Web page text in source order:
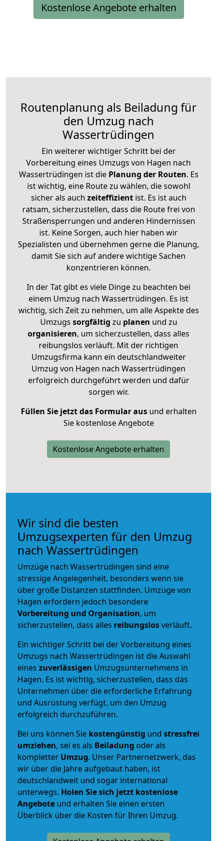
Kostenlose Angebote erhalten
Routenplanung als Beiladung für
den Umzug nach
Wassertrüdingen
Ein weiterer wichtiger Schritt bei der
Vorbereitung eines Umzugs von Hagen nach
Wassertrüdingen ist diePlanung der Routen. Es
ist wichtig, eine Route zu wählen, die sowohl
sicher als auch zeiteffizientist. Es ist auch
ratsam, sicherzustellen, dass die Route frei von
Straßensperrungen und anderen Hindernissen
ist. Keine Sorgen, auch hier haben wir
Spezialisten und übernehmen gerne die Planung,
damit Sie sich auf andere wichtige Sachen
konzentrieren können.
In der Tat gibt es viele Dinge zu beachten bei
einem Umzug nach Wassertrüdingen. Es ist
wichtig, sich Zeit zu nehmen, um alle Aspekte des
Umzugs sorgfältig zu planen und zu
organisieren, um sicherzustellen, dass alles
reibungslos verläuft. Mit der richtigen
Umzugsfirma kann ein deutschlandweiter
Umzug von Hagen nach Wassertrüdingen
erfolgreich durchgeführt werden und dafür
sorgen wir.
Füllen Sie jetzt das Formular ausund erhalten
Sie kostenlose Angebote
Kostenlose Angebote erhalten
Wir sind die besten
Umzugsexperten für den Umzug
nach Wassertrüdingen
Umzüge nach Wassertrüdingen sind eine
stressige Angelegenheit, besonders wenn sie
über große Distanzen stattfinden. Umzüge von
Hagen erfordern jedoch besondere
Vorbereitung und Organisation, um
sicherzustellen, dass alles reibungslosverläuft.
Ein wichtiger Schritt bei der Vorbereitung eines
Umzugs nach Wassertrüdingen ist die Auswahl
eines zuverlässigen Umzugsunternehmens in
Hagen. Es ist wichtig, sicherzustellen, dass das
Unternehmen über die erforderliche Erfahrung
und Ausrüstung verfügt, um den Umzug
erfolgreich durchzuführen.
Bei uns können Sie kostengünstig und stressfrei
umziehen, sei es als Beiladung oder als
kompletter Umzug. Unser Partnernetzwerk, das
wir über die Jahre aufgebaut haben, ist
deutschlandweit und sogar international
unterwegs. Holen Sie sich jetzt kostenlose
Angebote und erhalten Sie einen ersten
Überblick über die Kosten für Ihren Umzug.